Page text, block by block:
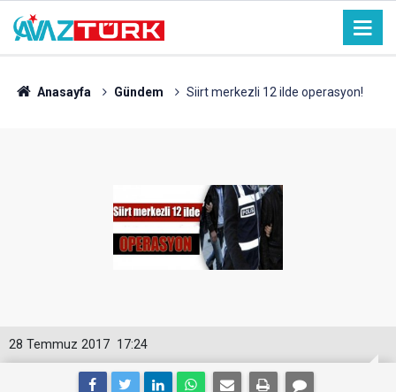
Anasayfa Gündem Siirt merkezli 12 ilde operasyon!
17:24
28 Temmuz 2017